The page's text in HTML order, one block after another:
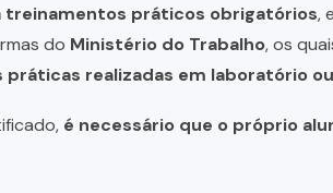
treinamentos práticos obrigatórios,
do Ministério do Trabalho, os
práticas realizadas em laboratório
é necessário que o próprio